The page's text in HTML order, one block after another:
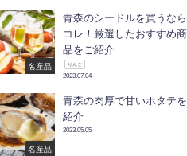
名産品
青森のシードルを買うなら
コレ！厳選したおすすめ商
品をご紹介
りんご
2023.07.04
名産品
青森の肉厚で甘いホタテを
紹介
2023.05.05